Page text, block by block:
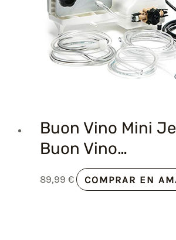
Buon Vino Mini
Buon Vino…
89,99€ COMPRAR EN